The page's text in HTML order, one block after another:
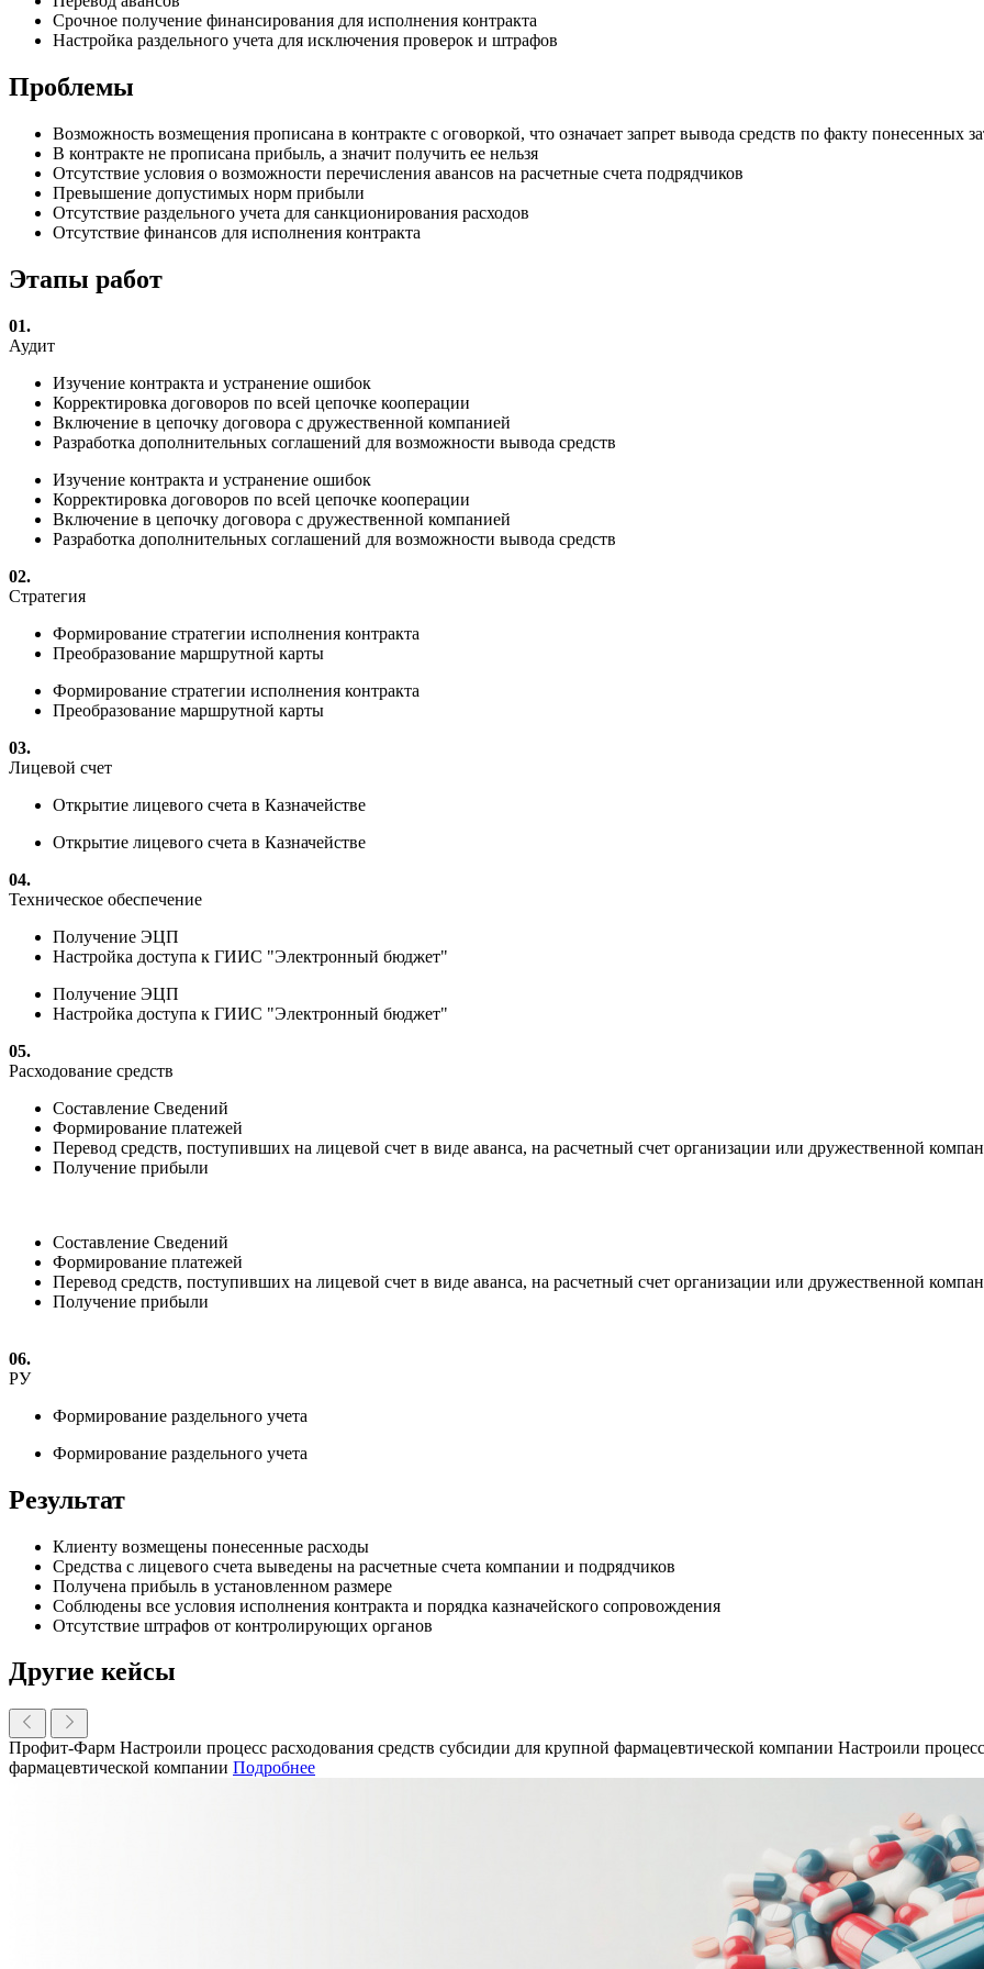
Срочное получение финансирования для исполнения контракта
Настройка раздельного учета для исключения проверок и штрафов
Проблемы
Возможность возмещения прописана в контракте с оговоркой, что означает запрет вывода средств по факту понесенных
В контракте не прописана прибыль, а значит получить ее нельзя
Отсутствие условия о возможности перечисления авансов на расчетные счета подрядчиков
Превышение допустимых норм прибыли
Отсутствие раздельного учета для санкционирования расходов
Отсутствие финансов для исполнения контракта
Этапы работ
01.
Аудит
Изучение контракта и устранение ошибок
Корректировка договоров по всей цепочке кооперации
Включение в цепочку договора с дружественной компанией
Разработка дополнительных соглашений для возможности вывода средств
Изучение контракта и устранение ошибок
Корректировка договоров по всей цепочке кооперации
Включение в цепочку договора с дружественной компанией
Разработка дополнительных соглашений для возможности вывода средств
02.
Стратегия
Формирование стратегии исполнения контракта
Преобразование маршрутной карты
Формирование стратегии исполнения контракта
Преобразование маршрутной карты
03.
Лицевой счет
Открытие лицевого счета в Казначействе
Открытие лицевого счета в Казначействе
04.
Техническое обеспечение
Получение ЭЦП
Настройка доступа к ГИИС "Электронный бюджет"
Получение ЭЦП
Настройка доступа к ГИИС "Электронный бюджет"
05.
Расходование средств
Составление Сведений
Формирование платежей
Перевод средств, поступивших на лицевой счет в виде аванса, на расчетный счет организации или дружественной
Получение прибыли
Составление Сведений
Формирование платежей
Перевод средств, поступивших на лицевой счет в виде аванса, на расчетный счет организации или дружественной
Получение прибыли
06.
РУ
Формирование раздельного учета
Формирование раздельного учета
Результат
Клиенту возмещены понесенные расходы
Средства с лицевого счета выведены на расчетные счета компании и подрядчиков
Получена прибыль в установленном размере
Соблюдены все условия исполнения контракта и порядка казначейского сопровождения
Отсутствие штрафов от контролирующих органов
Другие кейсы
Профит-Фарм Настроили процесс расходования средств субсидии для крупной фармацевтической компании Настроили
фармацевтической компании Подробнее